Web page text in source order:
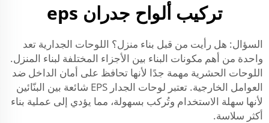
تركيب ألواح جدران eps
السؤال: هل رأيت من قبل بناء منزل؟ اللوحات الجدارية تعد
واحدة من أهم مكونات البناء بين الأجزاء المختلفة لبناء المنزل.
اللوحات الحشرية مهمة جدًا لأنها تحافظ على أمان الداخل ضد
العوامل الخارجية. تعتبر لوحات الجدار EPS شائعة بين البنّائين
لأنها سهلة الاستخدام وتُركب بسهولة، مما يؤدي إلى عملية بناء
أكثر سلاسة.